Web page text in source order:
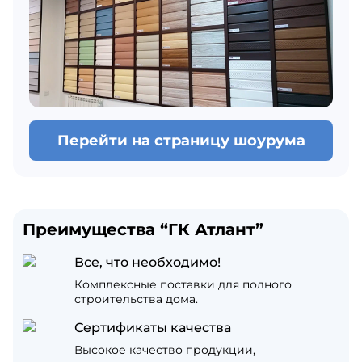
Перейти на страницу шоурума
Преимущества “ГК Атлант”
Все, что необходимо!
Комплексные поставки для полного
строительства дома.
Сертификаты качества
Высокое качество продукции,